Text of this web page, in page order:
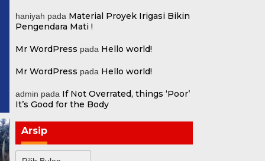
10 Besar Lolos! Perebutan
Tiket Ke Babak Final
haniyah pada Material Proyek Irigasi Bikin
Pengendara Mati !
Mr WordPress pada Hello world!
Mr WordPress pada Hello world!
admin pada If Not Overrated, things ‘Poor’
It’s Good for the Body
Arsip